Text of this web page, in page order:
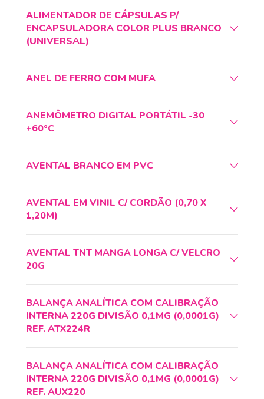
ALIMENTADOR DE CÁPSULAS P/
ENCAPSULADORA COLOR PLUS BRANCO
(UNIVERSAL)
ANEL DE FERRO COM MUFA
ANEMÔMETRO DIGITAL PORTÁTIL -30
+60ºC
AVENTAL BRANCO EM PVC
AVENTAL EM VINIL C/ CORDÃO (0,70 X
1,20M)
AVENTAL TNT MANGA LONGA C/ VELCRO
20G
BALANÇA ANALÍTICA COM CALIBRAÇÃO
INTERNA 220G DIVISÃO 0,1MG (0,0001G)
REF. ATX224R
BALANÇA ANALÍTICA COM CALIBRAÇÃO
INTERNA 220G DIVISÃO 0,1MG (0,0001G)
REF. AUX220